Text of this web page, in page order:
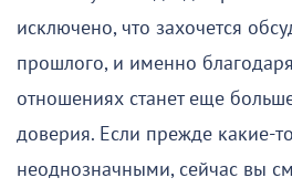
исключено, что захочется
прошлого, и именно
отношениях станет еще
доверия. Если прежде какие-
неоднозначными, сейчас вы